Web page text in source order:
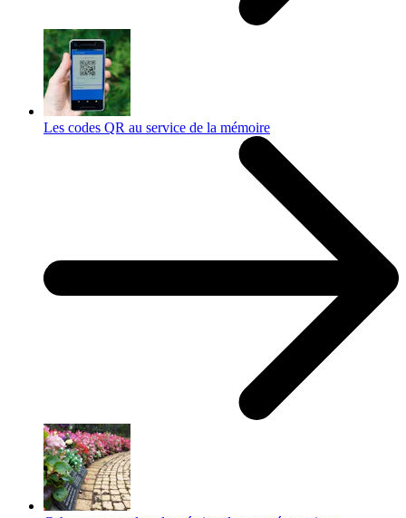
Les codes QR au service de la mémoire